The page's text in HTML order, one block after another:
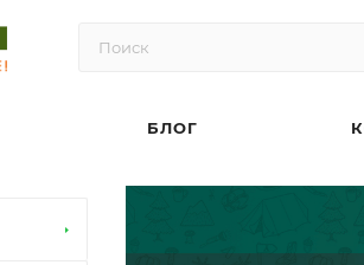
БЛОГ